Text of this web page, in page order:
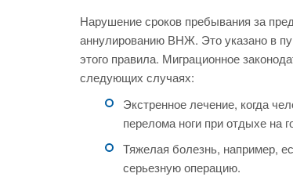
Нарушение сроков пребывания за
аннулированию ВНЖ. Это указано в
этого правила. Миграционное
следующих случаях:
Экстренное лечение, когда
перелома ноги при отдыхе на
Тяжелая болезнь, например,
серьезную операцию.